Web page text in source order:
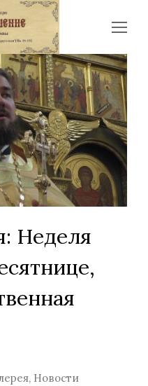
Неделя
, Новости